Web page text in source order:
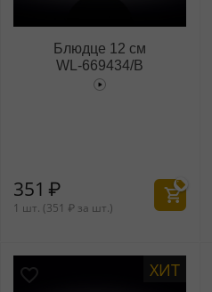
Блюдце 12 см
WL‑669434/B
351 ₽
1 шт. (351 ₽ за шт.)
ХИТ